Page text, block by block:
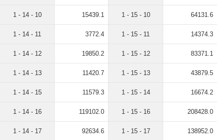
1 - 14 - 10 15439.1
1 - 14 - 11 3772.4
1 - 14 - 12 19850.2
1 - 14 - 13 11420.7
1 - 14 - 15 11579.3
1 - 14 - 16 119102.0
1 - 14 - 17 92634.6
1 - 15 - 10 64131.6
1 - 15 - 11 14374.3
1 - 15 - 12 83371.1
1 - 15 - 13 43879.5
1 - 15 - 14 16674.2
1 - 15 - 16 208428.0
1 - 15 - 17 138952.0